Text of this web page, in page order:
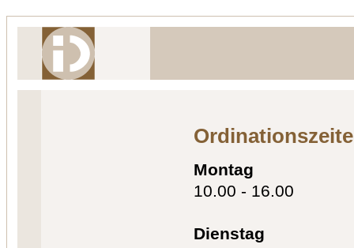
Montag
10.00 - 16.00
Dienstag